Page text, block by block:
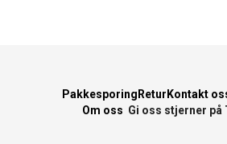
Pakkesporing Retur Kontakt
Om oss Gi oss stjerner